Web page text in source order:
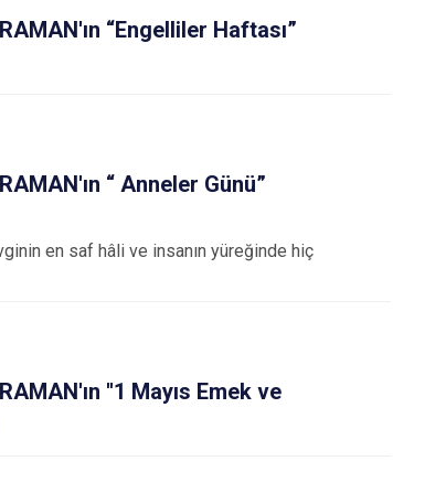
“Engelliler Haftası”
“ Anneler Günü”
en saf hâli ve insanın yüreğinde hiç
''1 Mayıs Emek ve